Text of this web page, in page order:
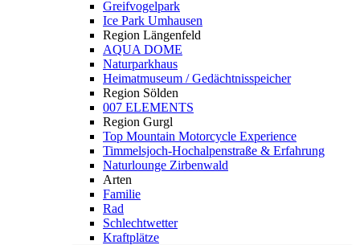
Greifvogelpark
Ice Park Umhausen
Region Längenfeld
AQUA DOME
Naturparkhaus
Heimatmuseum / Gedächtnisspeicher
Region Sölden
007 ELEMENTS
Region Gurgl
Top Mountain Motorcycle Experience
Timmelsjoch-Hochalpenstraße & Erfahrung
Naturlounge Zirbenwald
Arten
Familie
Rad
Schlechtwetter
Kraftplätze